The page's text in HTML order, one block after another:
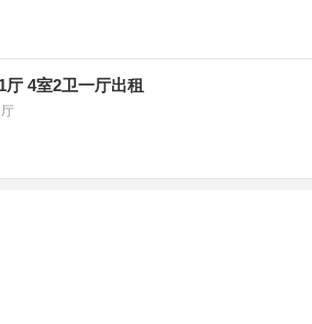
4室2卫一厅出租